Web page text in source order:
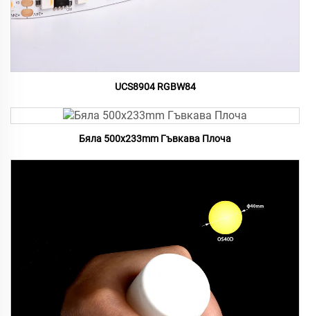
UCS8904 RGBW84
Бяла 500x233mm Гъвкава Плоча